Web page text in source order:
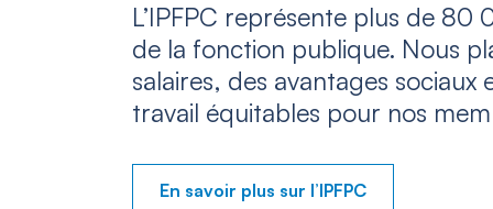
L’IPFPC représente plus de 80
de la fonction publique. Nous
salaires, des avantages sociaux
travail équitables pour nos
En savoir plus sur l’IPFPC